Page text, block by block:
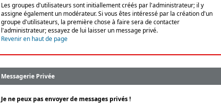
Les groupes d'utilisateurs sont initiallement créés par l'administrateur; il y
assigne également un modérateur. Si vous êtes intéressé par la création d'un
groupe d'utilisateurs, la première chose à faire sera de contacter
l'administrateur; essayez de lui laisser un message privé.
Revenir en haut de page
Messagerie Privée
Je ne peux pas envoyer de messages privés !